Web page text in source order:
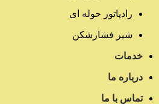
رادیاتور حوله ای
شیر فشارشکن
خدمات
درباره ما
تماس با ما